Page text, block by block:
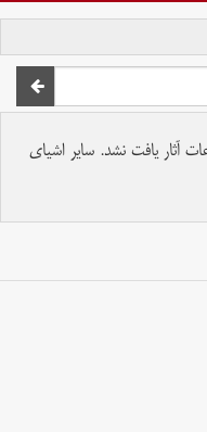
آثار یافت نشد. سایر اشیای
ملی ملک محفوظ است.